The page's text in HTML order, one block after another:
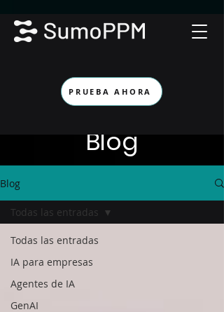
PRUEBA AHORA
Blog
Blog
Todas las entradas
IA para empresas
Agentes de IA
GenAI
Todas las entradas